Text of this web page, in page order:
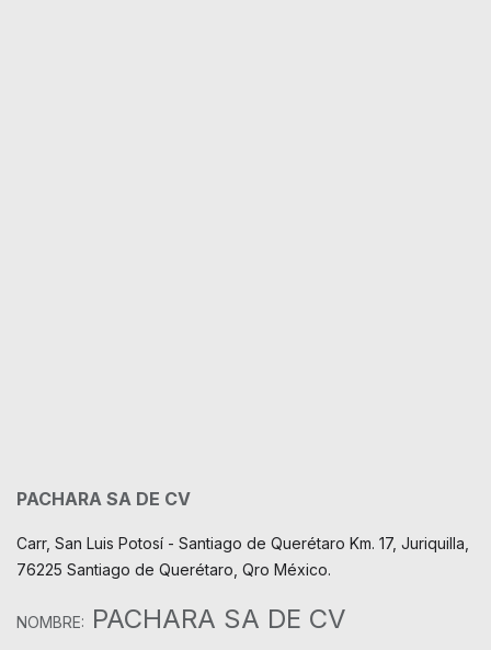
PACHARA SA DE CV
Carr, San Luis Potosí - Santiago de Querétaro Km. 17, Juriquilla,
76225 Santiago de Querétaro, Qro México.
NOMBRE: PACHARA SA DE CV